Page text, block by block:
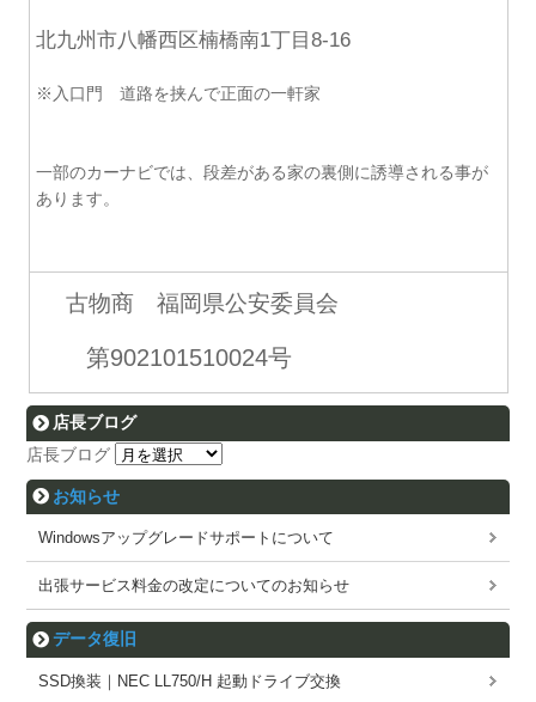
北九州市八幡西区楠橋南1丁目8-16
※入口門 道路を挟んで正面の一軒家
一部のカーナビでは、段差がある家の裏側に誘導される事が
あります。
古物商 福岡県公安委員会
第902101510024号
店長ブログ
店長ブログ
お知らせ
Windowsアップグレードサポートについて
出張サービス料金の改定についてのお知らせ
データ復旧
SSD換装｜NEC LL750/H 起動ドライブ交換